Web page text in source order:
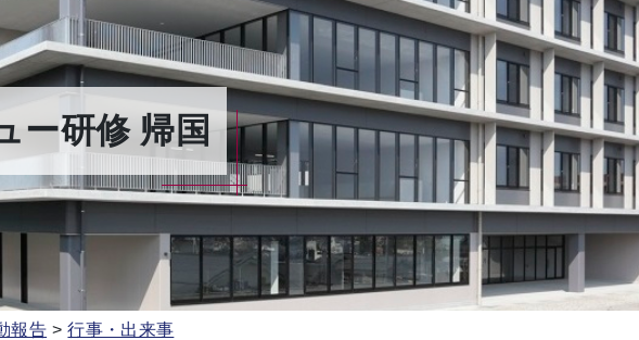
ー研修 帰国
報告 行事・出来事